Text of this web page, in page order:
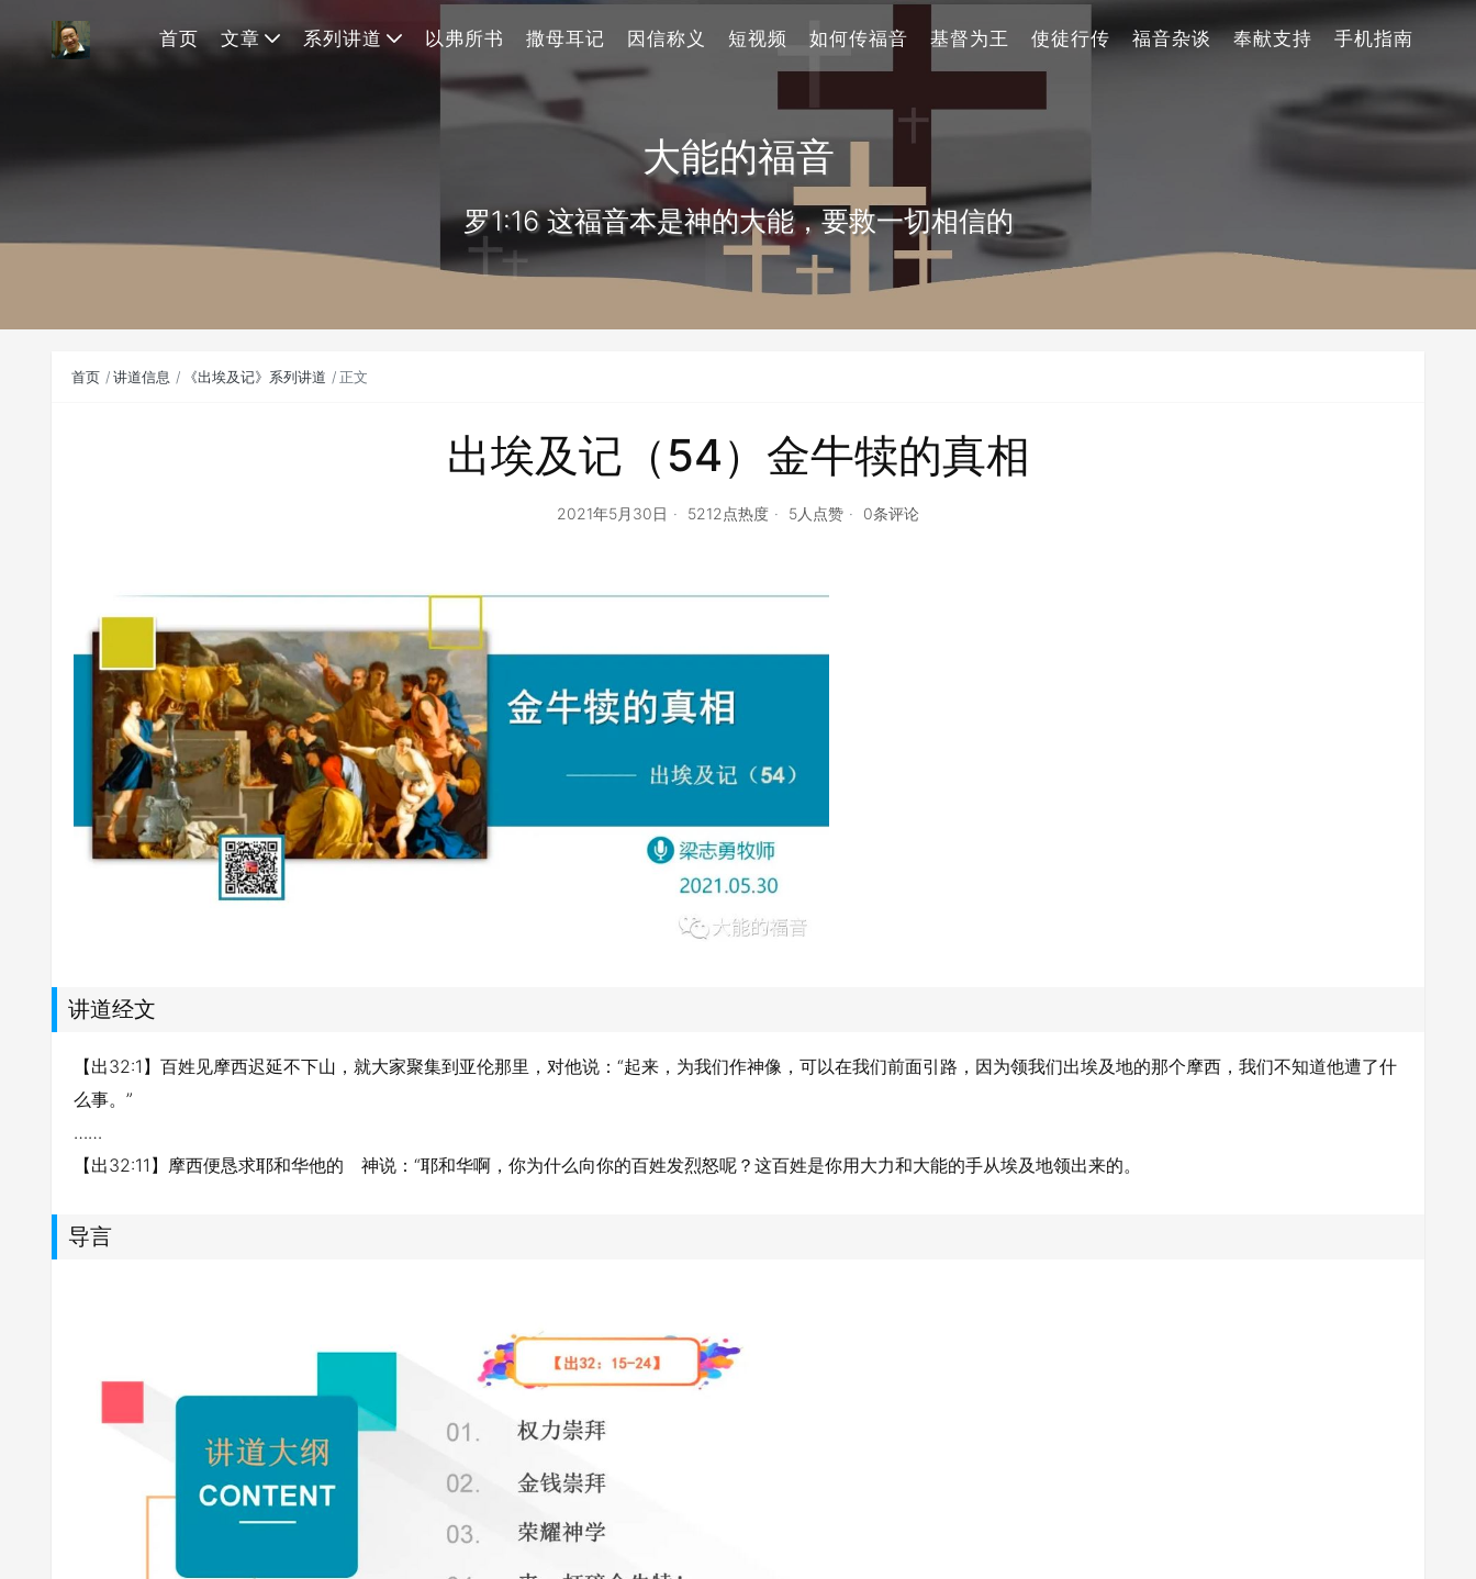
首页 文章 系列讲道 以弗所书 撒母耳记 因信称义 短视频 如何传福音 基督为王 使徒行传 福音杂谈 奉献支持 手机指南
大能的福音
罗1:16 这福音本是神的大能，要救一切相信的
首页 讲道信息 《出埃及记》系列讲道 正文
出埃及记（54）金牛犊的真相
2021年5月30日 5212点热度 5人点赞 0条评论
讲道经文
【出32:1】百姓见摩西迟延不下山，就大家聚集到亚伦那里，对他说：“起来，为我们作神像，可以在我们前面引路，因为领我们出埃及地的那个摩西，我们不知道他遭了什
么事。”
……
【出32:11】摩西便恳求耶和华他的 神说：“耶和华啊，你为什么向你的百姓发烈怒呢？这百姓是你用大力和大能的手从埃及地领出来的。
导言